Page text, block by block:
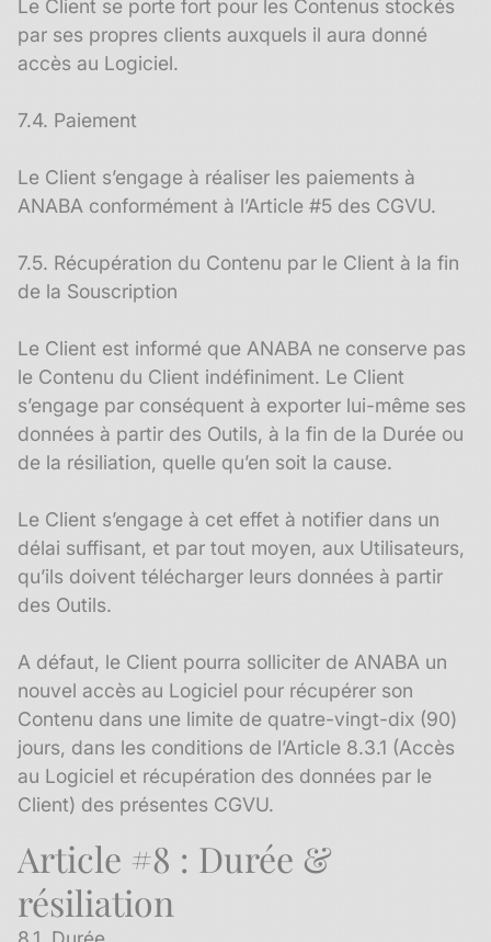
Le Client se porte fort pour les Contenus stockés
par ses propres clients auxquels il aura donné
accès au Logiciel.
7.4. Paiement
Le Client s’engage à réaliser les paiements à
ANABA conformément à l’Article #5 des CGVU.
7.5. Récupération du Contenu par le Client à la fin
de la Souscription
Le Client est informé que ANABA ne conserve pas
le Contenu du Client indéfiniment. Le Client
s’engage par conséquent à exporter lui-même ses
données à partir des Outils, à la fin de la Durée ou
de la résiliation, quelle qu’en soit la cause.
Le Client s’engage à cet effet à notifier dans un
délai suffisant, et par tout moyen, aux Utilisateurs,
qu’ils doivent télécharger leurs données à partir
des Outils.
A défaut, le Client pourra solliciter de ANABA un
nouvel accès au Logiciel pour récupérer son
Contenu dans une limite de quatre-vingt-dix (90)
jours, dans les conditions de l’Article 8.3.1 (Accès
au Logiciel et récupération des données par le
Client) des présentes CGVU.
Article #8 : Durée &
résiliation